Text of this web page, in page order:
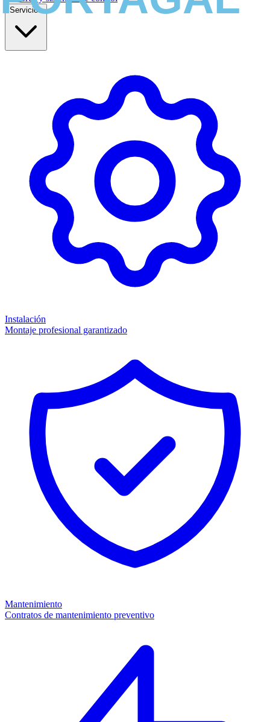
Servicios
Instalación
Montaje profesional garantizado
Mantenimiento
Contratos de mantenimiento preventivo